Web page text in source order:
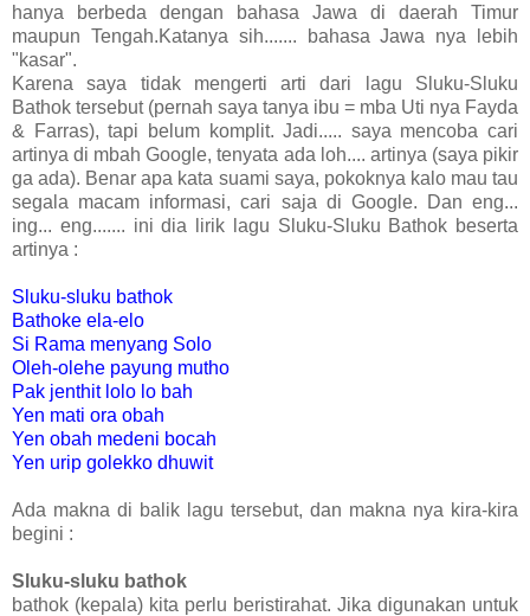
hanya berbeda dengan bahasa Jawa di daerah Timur
maupun Tengah.Katanya sih....... bahasa Jawa nya lebih
"kasar".
Karena saya tidak mengerti arti dari lagu Sluku-Sluku
Bathok tersebut (pernah saya tanya ibu = mba Uti nya Fayda
& Farras), tapi belum komplit. Jadi..... saya mencoba cari
artinya di mbah Google, tenyata ada loh.... artinya (saya pikir
ga ada). Benar apa kata suami saya, pokoknya kalo mau tau
segala macam informasi, cari saja di Google. Dan eng...
ing... eng....... ini dia lirik lagu Sluku-Sluku Bathok beserta
artinya :
Sluku-sluku bathok
Bathoke ela-elo
Si Rama menyang Solo
Oleh-olehe payung mutho
Pak jenthit lolo lo bah
Yen mati ora obah
Yen obah medeni bocah
Yen urip golekko dhuwit
Ada makna di balik lagu tersebut, dan makna nya kira-kira
begini :
Sluku-sluku bathok
bathok (kepala) kita perlu beristirahat. Jika digunakan untuk